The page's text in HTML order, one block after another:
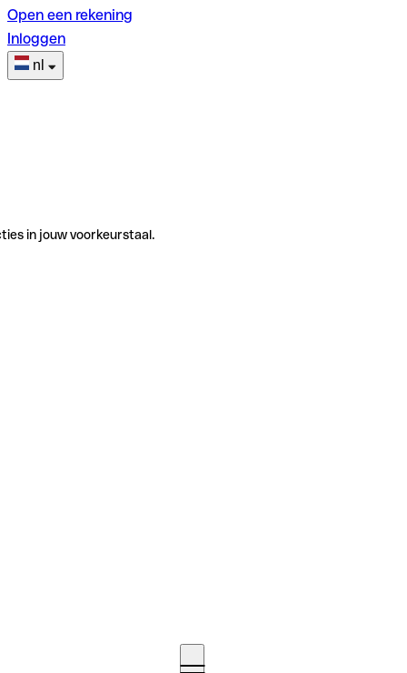
Open een rekening
Inloggen
nl
in jouw voorkeurstaal.